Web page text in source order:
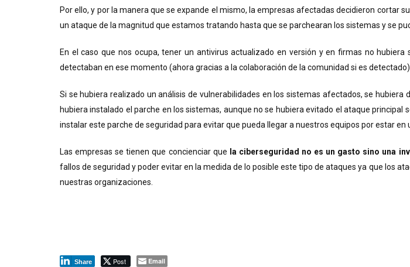
Por ello, y por la manera que se expande el mismo, la empresas afectadas decidieron cortar
un ataque de la magnitud que estamos tratando hasta que se parchearan los sistemas y se
En el caso que nos ocupa, tener un antivirus actualizado en versión y en firmas no
detectaban en ese momento (ahora gracias a la colaboración de la comunidad si es detectado).
Si se hubiera realizado un análisis de vulnerabilidades en los sistemas afectados, se
hubiera instalado el parche en los sistemas, aunque no se hubiera evitado el ataque
instalar este parche de seguridad para evitar que pueda llegar a nuestros equipos por estar en
Las empresas se tienen que concienciar que la ciberseguridad no es un gasto sino una
fallos de seguridad y poder evitar en la medida de lo posible este tipo de ataques ya que los
nuestras organizaciones.
Share Post Email